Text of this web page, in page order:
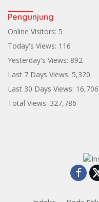
Pengunjung
Online Visitors: 5
Today's Views: 116
Yesterday's Views: 892
Last 7 Days Views: 5,320
Last 30 Days Views: 16,706
Total Views: 327,786